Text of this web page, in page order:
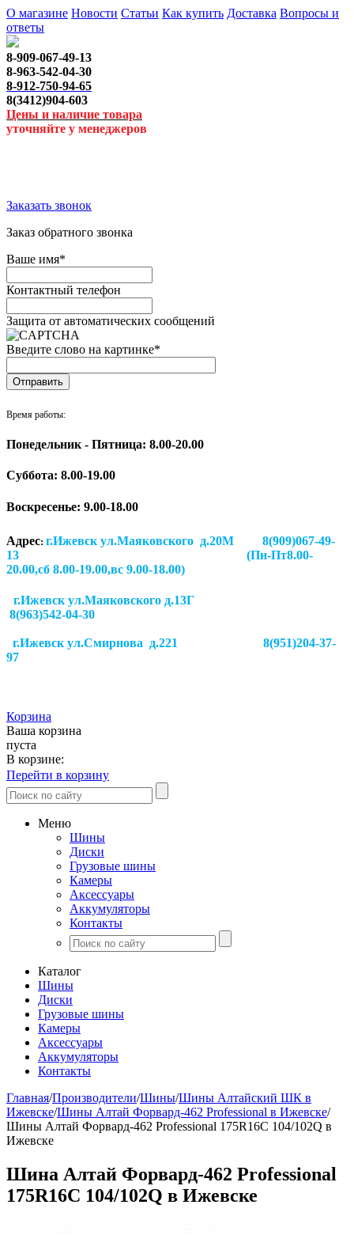
О магазине Новости Статьи Как купить Доставка Вопросы и
ответы
8-909-067-49-13
8-963-542-04-30
8-912-750-94-65
8(3412)904-603
Цены и наличие товара
уточняйте у менеджеров
Заказать звонок
Заказ обратного звонка
Ваше имя*
Контактный телефон
Защита от автоматических сообщений
Введите слово на картинке*
Время работы:
Понедельник - Пятница: 8.00-20.00
Суббота: 8.00-19.00
Воскресенье: 9.00-18.00
Адрес: г.Ижевск ул.Маяковского д.20М 8(909)067-49-
13 (Пн-Пт8.00-
20.00,сб 8.00-19.00,вс 9.00-18.00)
г.Ижевск ул.Маяковского д.13Г
8(963)542-04-30
г.Ижевск ул.Смирнова д.221
8(951)204-37-
97
Корзина
Ваша корзина
пуста
В корзине:
Перейти в корзину
Меню
Шины
Диски
Грузовые шины
Камеры
Аксессуары
Аккумуляторы
Контакты
Каталог
Шины
Диски
Грузовые шины
Камеры
Аксессуары
Аккумуляторы
Контакты
Главная/Производители/Шины/Шины Алтайский ШК в
Ижевске/Шины Алтай Форвард-462 Professional в Ижевске/
Шины Алтай Форвард-462 Professional 175R16С 104/102Q в
Ижевске
Шина Алтай Форвард-462 Professional
175R16С 104/102Q в Ижевске